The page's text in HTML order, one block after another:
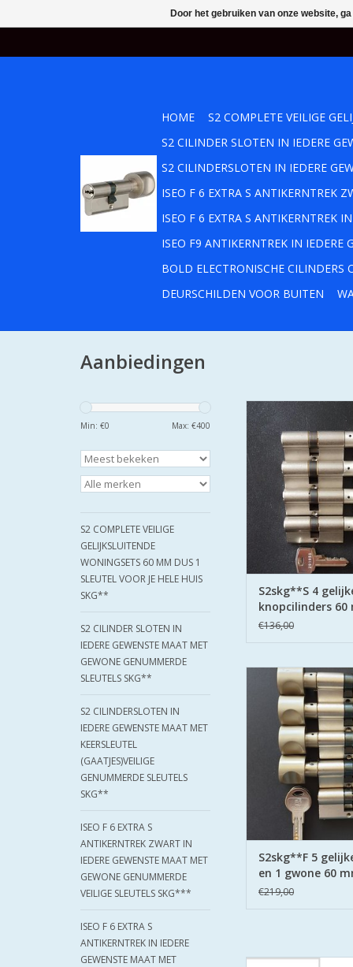
HOME
S2 COMPLETE VEILIGE
S2 CILINDER SLOTEN IN IEDERE
S2 CILINDERSLOTEN IN IEDERE
ISEO F 6 EXTRA S ANTIKERNTREK
ISEO F 6 EXTRA S ANTIKERNTREK
ISEO F9 ANTIKERNTREK IN IEDERE
BOLD ELECTRONISCHE CILINDERS
DEURSCHILDEN VOOR BUITEN
Aanbiedingen
Min: €0 Max: €400
S2 COMPLETE VEILIGE
GELIJKSLUITENDE
WONINGSETS 60 MM DUS 1
SLEUTEL VOOR JE HELE HUIS
SKG**
S2 CILINDER SLOTEN IN
IEDERE GEWENSTE MAAT MET
GEWONE GENUMMERDE
SLEUTELS SKG**
S2 CILINDERSLOTEN IN
IEDERE GEWENSTE MAAT MET
KEERSLEUTEL
(GAATJES)VEILIGE
GENUMMERDE SLEUTELS
SKG**
ISEO F 6 EXTRA S
ANTIKERNTREK ZWART IN
IEDERE GEWENSTE MAAT MET
GEWONE GENUMMERDE
VEILIGE SLEUTELS SKG***
ISEO F 6 EXTRA S
ANTIKERNTREK IN IEDERE
GEWENSTE MAAT MET
4 gelijksluitende
mm 30/30 6 veilige
sleutels alles
Keurmerk Veilig
S2skg**S 4
knopcilinders 60
30/30 6 sleutels
€136,00
4 gelijksluitende
30/30 plus 1
30/30 met 6 veilige
keersleutels alles
politie Keurmerk
S2skg**F 5
en 1 gwone 60
€219,00
Door het gebruiken van onze website,